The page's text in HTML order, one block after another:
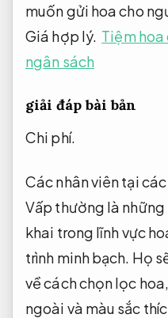
muốn gửi hoa cho
Giá hợp lý. Tiệm
ngân sách
giải đáp bài bản
Chi phí.
Các nhân viên tại
Vấp thường là
khai trong lĩnh vực
trình minh bạch. Họ
về cách chọn lọc
ngoài và màu sắc